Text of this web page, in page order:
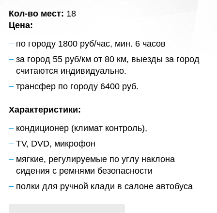
Кол-во мест: 18
Цена:
по городу 1800 руб/час, мин. 6 часов
за город 55 руб/км от 80 км, выезды за город
считаются индивидуально.
трансфер по городу 6400 руб.
Характеристики:
кондиционер (климат контроль),
TV, DVD, микрофон
мягкие, регулируемые по углу наклона
сидения с ремнями безопасности
полки для ручной клади в салоне автобуса